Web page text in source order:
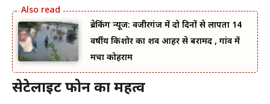
ब्रेकिंग न्यूज: वजीरगंज में दो दिनों से लापता 14
वर्षीय किशोर का शव आहर से बरामद , गांव में
मचा कोहराम
सेटेलाइट फोन का महत्व